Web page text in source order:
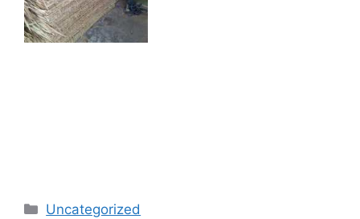
Kategori
Uncategorized